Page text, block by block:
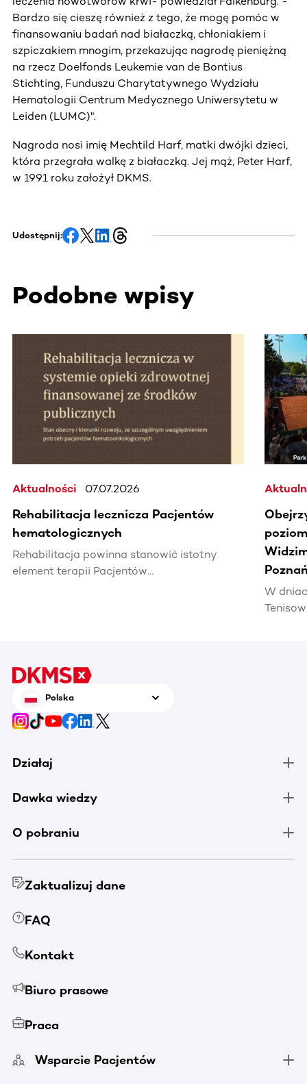
Bardzo się cieszę również z tego, że mogę pomóc w
finansowaniu badań nad białaczką, chłoniakiem i
szpiczakiem mnogim, przekazując nagrodę pieniężną
na rzecz Doelfonds Leukemie van de Bontius
Stichting, Funduszu Charytatywnego Wydziału
Hematologii Centrum Medycznego Uniwersytetu w
Leiden (LUMC)".
Nagroda nosi imię Mechtild Harf, matki dwójki dzieci,
która przegrała walkę z białaczką. Jej mąż, Peter Harf,
w 1991 roku założył DKMS.
Udostępnij:
Podobne wpisy
Ta sekcja zawiera treści przewijane w poziomie. Użyj
Aktualności 07.07.2026
Rehabilitacja lecznicza Pacjentów
hematologicznych
Rehabilitacja powinna stanowić istotny
element terapii Pacjentów
W
Polska
Działaj
Dawka wiedzy
O pobraniu
Zaktualizuj dane
FAQ
Kontakt
Biuro prasowe
Praca
Wsparcie Pacjentów